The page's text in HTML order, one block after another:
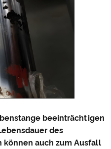
beeinträchtigen
des
können auch zum Ausfall